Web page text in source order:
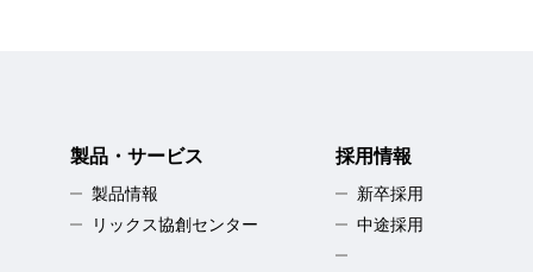
製品・サービス
製品情報
リックス協創センター
採用情報
新卒採用
中途採用